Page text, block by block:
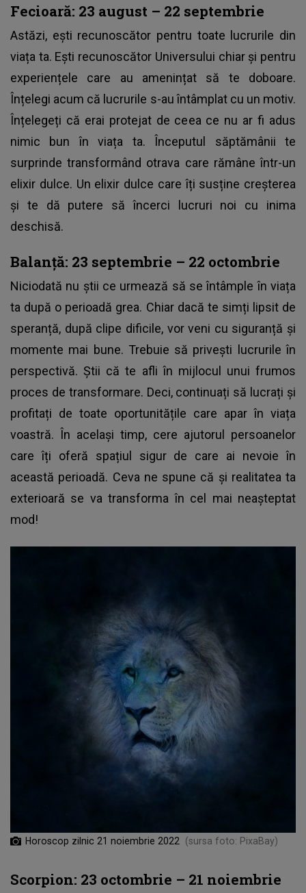
Fecioară: 23 august – 22 septembrie
Astăzi, ești recunoscător pentru toate lucrurile din
viața ta. Ești recunoscător Universului chiar și pentru
experiențele care au amenințat să te doboare.
Înțelegi acum că lucrurile s-au întâmplat cu un motiv.
Înțelegeți că erai protejat de ceea ce nu ar fi adus
nimic bun în viața ta. Începutul săptămânii te
surprinde transformând otrava care rămâne într-un
elixir dulce. Un elixir dulce care îți susține creșterea
și te dă putere să încerci lucruri noi cu inima
deschisă.
Balanță: 23 septembrie – 22 octombrie
Niciodată nu știi ce urmează să se întâmple în viața
ta după o perioadă grea. Chiar dacă te simți lipsit de
speranță, după clipe dificile, vor veni cu siguranță și
momente mai bune. Trebuie să privești lucrurile în
perspectivă. Știi că te afli în mijlocul unui frumos
proces de transformare. Deci, continuați să lucrați și
profitați de toate oportunitățile care apar în viața
voastră. În același timp, cere ajutorul persoanelor
care îți oferă spațiul sigur de care ai nevoie în
această perioadă. Ceva ne spune că și realitatea ta
exterioară se va transforma în cel mai neașteptat
mod!
Horoscop zilnic 21 noiembrie 2022 (sursa foto: PixaBay)
Scorpion: 23 octombrie – 21 noiembrie